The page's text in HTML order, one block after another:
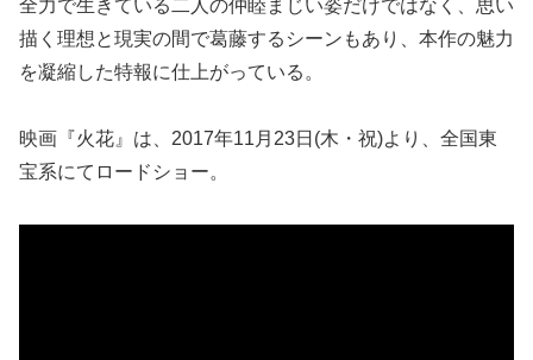
全力で生きている二人の仲睦まじい姿だけではなく、思い
描く理想と現実の間で葛藤するシーンもあり、本作の魅力
を凝縮した特報に仕上がっている。
映画『火花』は、2017年11月23日(木・祝)より、全国東
宝系にてロードショー。